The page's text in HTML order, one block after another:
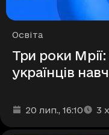
Рубрики
Освіта
Три роки
українців
Дата та час
20 лип., 16:10
Час читання: 3